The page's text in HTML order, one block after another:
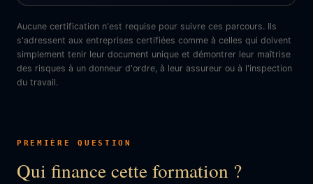
Aucune certification n'est requise pour suivre ces parcours. Ils
s'adressent aux entreprises certifiées comme à celles qui doivent
simplement tenir leur document unique et démontrer leur maîtrise
des risques à un donneur d'ordre, à leur assureur ou à l'inspection
du travail.
PREMIÈRE QUESTION
Qui finance cette formation ?